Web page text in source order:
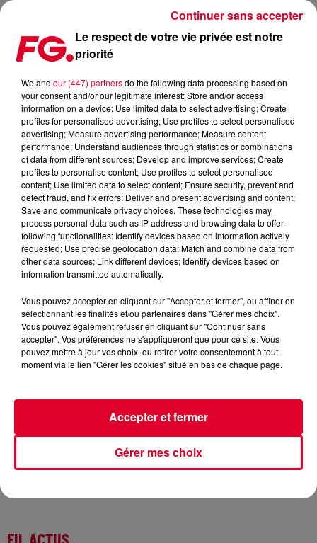
MUSIC STORY DU JOUR : KOROLOVA
Publié : 26 février 2025 à 11h36 par
Christophe HUBERT
Korolova
Crédit :@presskit
Le respect de votre vie privée est notre
priorité
We and our (447) partnersdo the following data processing based on
your consent and/or our legitimate interest: Store and/or access
information on a device; Use limited data to select advertising; Create
profiles for personalised advertising; Use profiles to select personalised
advertising; Measure advertising performance; Measure content
performance; Understand audiences through statistics or combinations
of data from different sources; Develop and improve services; Create
profiles to personalise content; Use profiles to select personalised
content; Use limited data to select content; Ensure security, prevent and
detect fraud, and fix errors; Deliver and present advertising and content;
Save and communicate privacy choices. These technologies may
process personal data such as IP address and browsing data to offer
following functionalities: Identify devices based on information actively
requested; Use precise geolocation data; Match and combine data from
other data sources; Link different devices; Identify devices based on
information transmitted automatically.
Vous pouvez accepter en cliquant sur "Accepter et fermer", ou affiner en
sélectionnant les finalités et/ou partenaires dans "Gérer mes choix".
Vous pouvez également refuser en cliquant sur "Continuer sans
accepter". Vos préférences ne s'appliqueront que pour ce site. Vous
pouvez mettre à jour vos choix, ou retirer votre consentement à tout
moment via le lien "Gérer les cookies" situé en bas de chaque page.
Gérer mes choix
Accepter et fermer
Continuer sans accepter